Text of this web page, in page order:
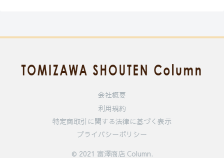
会社概要
利用規約
特定商取引に関する法律に基づく表示
プライバシーポリシー
© 2021 富澤商店 Column.